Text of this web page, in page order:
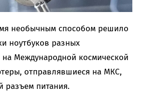
необычным способом решило
ноутбуков разных
Международной космической
отправлявшиеся на МКС,
разъем питания.